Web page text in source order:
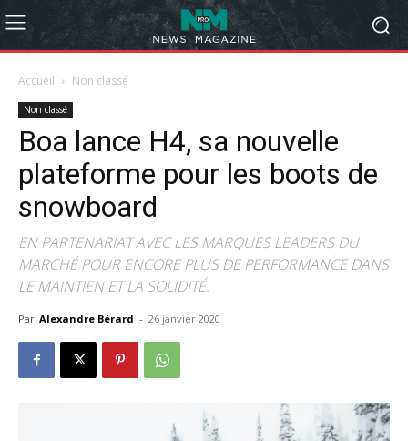
Accueil Non classé
Non classé
Boa lance H4, sa nouvelle
plateforme pour les boots de
snowboard
EN PARTENARIAT AVEC LES MARQUES LEADERS DU
MARCHÉ POUR ENCORE PLUS DE PERFORMANCE DANS
LE MAINTIEN ET LA SOLIDITÉ.
Par Alexandre Bérard - 26 janvier 2020